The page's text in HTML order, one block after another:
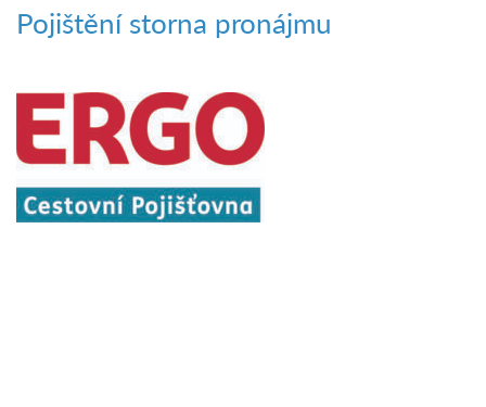
Pojištění storna pronájmu